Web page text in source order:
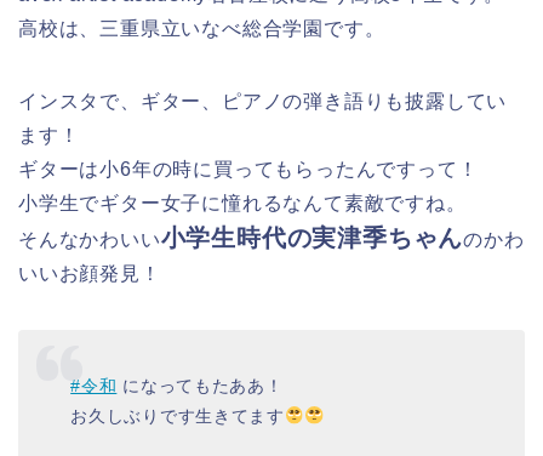
高校は、三重県立いなべ総合学園です。
インスタで、ギター、ピアノの弾き語りも披露してい
ます！
ギターは小6年の時に買ってもらったんですって！
小学生でギター女子に憧れるなんて素敵ですね。
そんなかわいい小学生時代の実津季ちゃんのかわ
いいお顔発見！
#令和 になってもたああ！
お久しぶりです生きてます